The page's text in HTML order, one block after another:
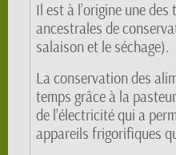
Il est à l’origine une
ancestrales de
salaison et le séchage).
La conservation des
temps grâce à la
de l’électricité qui a
appareils frigorifiques